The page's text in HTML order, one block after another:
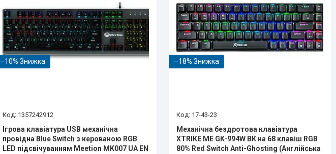
–10%
1357242912
Ігрова клавіатура USB механічна
провідна Blue Switch з керованою RGB
LED підсвічуванням Meetion MK007 UA EN
–18%
17-43-23
Механічна бездротова клавіатура
XTRIKE ME GK-994W BK на 68 клавіш RGB
80% Red Switch Anti-Ghosting (Англійська